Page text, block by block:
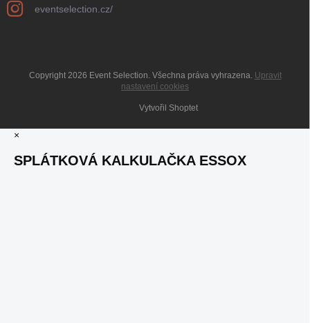
eventselection.cz/
Vytvořil Shoptet
Copyright 2026 Event Selection. Všechna práva vyhrazena. Upravit
nastavení cookies
×
SPLÁTKOVÁ KALKULAČKA ESSOX